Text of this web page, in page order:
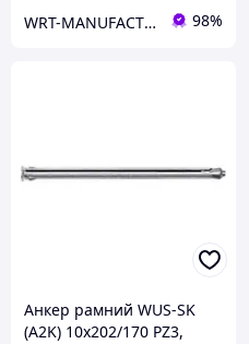
WRT-MANUFACTURING 98%
Анкер рамний WUS-SK
(A2K) 10x202/170 PZ3,